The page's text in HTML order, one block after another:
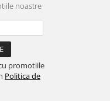
noastre
promotiile
Politica de